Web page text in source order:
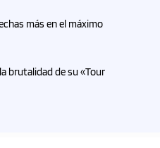
más en el máximo
brutalidad de su «Tour